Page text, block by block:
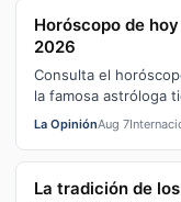
Horóscopo de
2026
Consulta el
la famosa astróloga
para este día
La OpiniónAug 7
La tradición de